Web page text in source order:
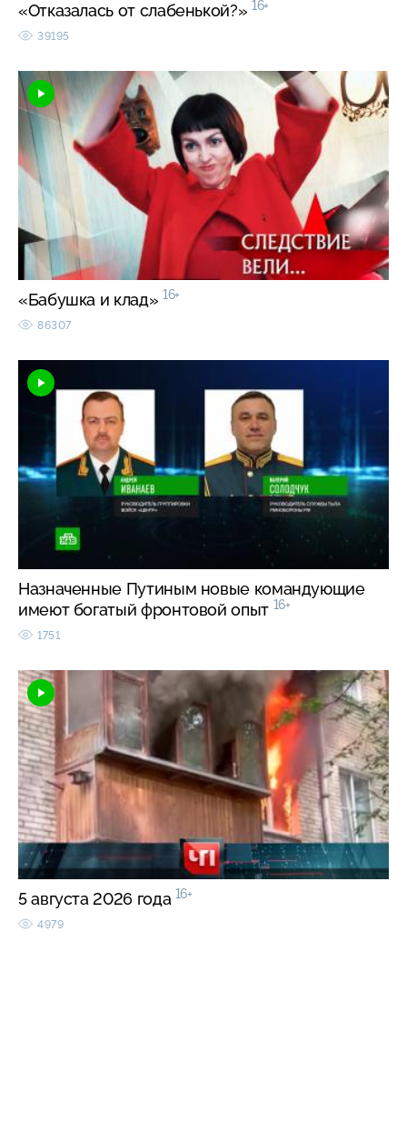
«Отказалась от слабенькой?» 16+
39195
«Бабушка и клад» 16+
86307
Назначенные Путиным новые командующие
имеют богатый фронтовой опыт 16+
1751
5 августа 2026 года 16+
4979